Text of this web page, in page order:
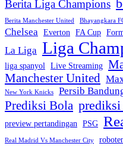
Berita Liga Champions
Berita Manchester United Bhayangkara
Chelsea Everton FA Cup
La Liga Liga
liga spanyol Live Streaming
Manchester United
New York Knicks Persib
Prediksi Bola
preview pertandingan PSG
Real Madrid Vs Manchester City